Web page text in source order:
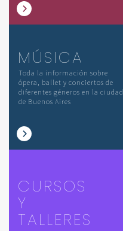
MÚSICA
Toda la información sobre
ópera, ballet y conciertos de
diferentes géneros en la ciudad
de Buenos Aires
CURSOS
Y
TALLERES